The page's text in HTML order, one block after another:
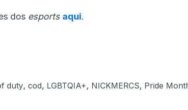
dos esports aqui.
duty, cod, LGBTQIA+, NICKMERCS, Pride